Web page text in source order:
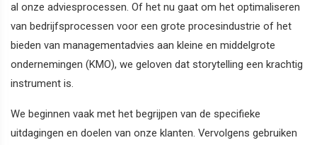
al onze adviesprocessen. Of het nu gaat om het optimaliseren
van bedrijfsprocessen voor een grote procesindustrie of het
bieden van managementadvies aan kleine en middelgrote
ondernemingen (KMO), we geloven dat storytelling een krachtig
instrument is.
We beginnen vaak met het begrijpen van de specifieke
uitdagingen en doelen van onze klanten. Vervolgens gebruiken